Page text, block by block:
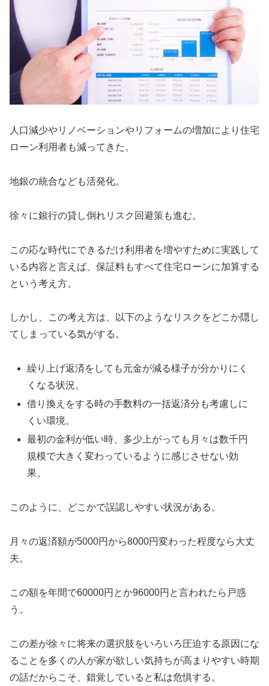
人口減少やリノベーションやリフォームの増加により住宅
ローン利用者も減ってきた。
地銀の統合なども活発化。
徐々に銀行の貸し倒れリスク回避策も進む。
この応な時代にできるだけ利用者を増やすために実践して
いる内容と言えば、保証料もすべて住宅ローンに加算する
という考え方。
しかし、この考え方は、以下のようなリスクをどこか隠し
てしまっている気がする。
繰り上げ返済をしても元金が減る様子が分かりにく
くなる状況。
借り換えをする時の手数料の一括返済分も考慮しに
くい環境。
最初の金利が低い時、多少上がっても月々は数千円
規模で大きく変わっているように感じさせない効
果。
このように、どこかで誤認しやすい状況がある。
月々の返済額が5000円から8000円変わった程度なら大丈
夫。
この額を年間で60000円とか96000円と言われたら戸惑
う。
この差が徐々に将来の選択肢をいろいろ圧迫する原因にな
ることを多くの人が家が欲しい気持ちが高まりやすい時期
の話だからこそ、錯覚していると私は危惧する。